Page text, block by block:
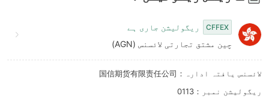
8
9
6
7
8
9
CFFEX
ریگولیشن جاری ہے
چین مشتق تجارتی لائسنس (AGN)
لائسنس یافتہ ادارہ：国信期货有限责任公司
ریگولیشن نمبر：0113